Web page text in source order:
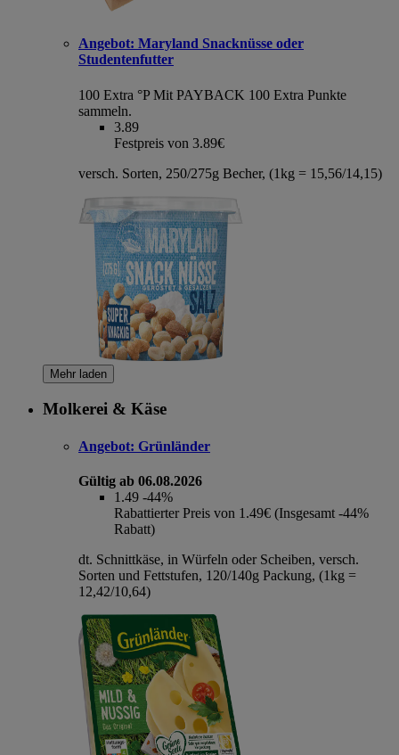
Angebot: Maryland Snacknüsse oder
Studentenfutter
100 Extra °P Mit PAYBACK 100 Extra Punkte
sammeln.
3.89
Festpreis von 3.89€
versch. Sorten, 250/275g Becher, (1kg = 15,56/14,15)
Mehr laden
Molkerei & Käse
Angebot: Grünländer
Gültig ab 06.08.2026
1.49 -44%
Rabattierter Preis von 1.49€ (Insgesamt -44%
Rabatt)
dt. Schnittkäse, in Würfeln oder Scheiben, versch.
Sorten und Fettstufen, 120/140g Packung, (1kg =
12,42/10,64)